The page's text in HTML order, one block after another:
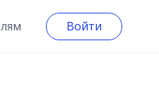
Войти